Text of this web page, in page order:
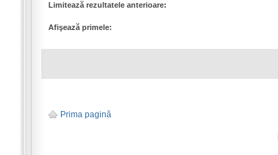
Limitează rezultatele anterioare:
Afişează primele:
Prima pagină